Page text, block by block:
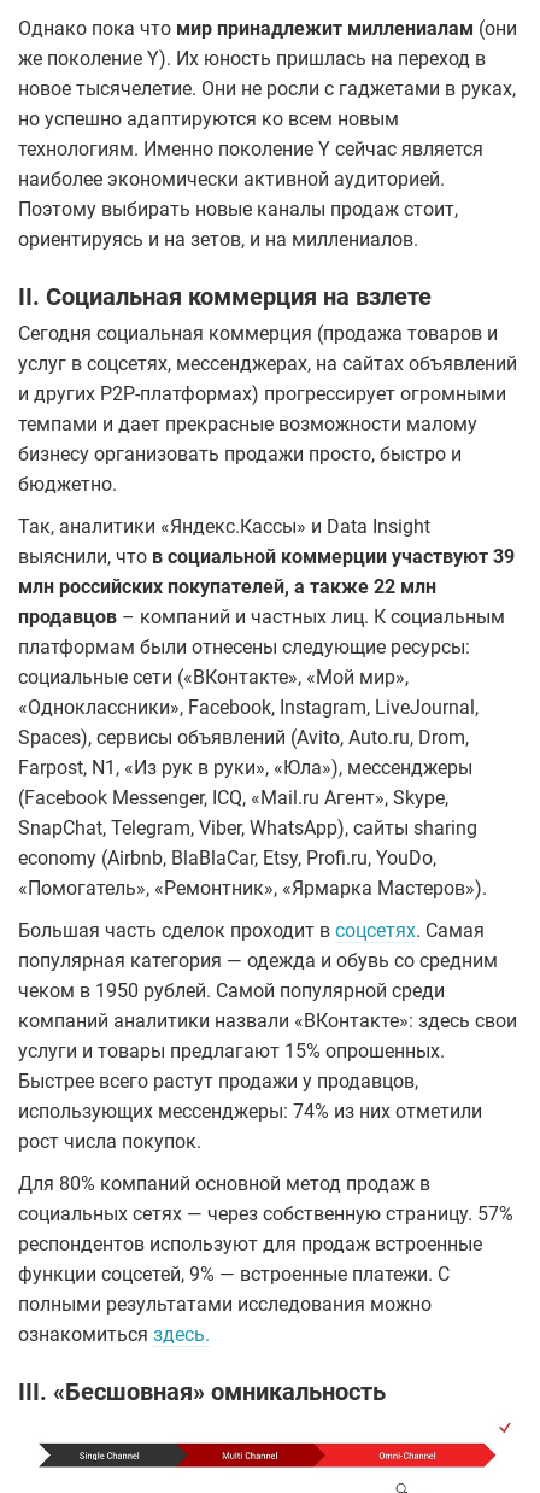
Однако пока что мир принадлежит миллениалам (они
же поколение Y). Их юность пришлась на переход в
новое тысячелетие. Они не росли с гаджетами в руках,
но успешно адаптируются ко всем новым
технологиям. Именно поколение Y сейчас является
наиболее экономически активной аудиторией.
Поэтому выбирать новые каналы продаж стоит,
ориентируясь и на зетов, и на миллениалов.
II. Социальная коммерция на взлете
Сегодня социальная коммерция (продажа товаров и
услуг в соцсетях, мессенджерах, на сайтах объявлений
и других P2P-платформах) прогрессирует огромными
темпами и дает прекрасные возможности малому
бизнесу организовать продажи просто, быстро и
бюджетно.
Так, аналитики «Яндекс.Кассы» и Data Insight
выяснили, что в социальной коммерции участвуют 39
млн российских покупателей, а также 22 млн
продавцов – компаний и частных лиц. К социальным
платформам были отнесены следующие ресурсы:
социальные сети («ВКонтакте», «Мой мир»,
«Одноклассники», Facebook, Instagram, LiveJournal,
Spaces), сервисы объявлений (Avito, Auto.ru, Drom,
Farpost, N1, «Из рук в руки», «Юла»), мессенджеры
(Facebook Messenger, ICQ, «Mail.ru Агент», Skype,
SnapChat, Telegram, Viber, WhatsApp), сайты sharing
economy (Airbnb, BlaBlaCar, Etsy, Profi.ru, YouDo,
«Помогатель», «Ремонтник», «Ярмарка Мастеров»).
Большая часть сделок проходит в соцсетях. Самая
популярная категория — одежда и обувь со средним
чеком в 1950 рублей. Самой популярной среди
компаний аналитики назвали «ВКонтакте»: здесь свои
услуги и товары предлагают 15% опрошенных.
Быстрее всего растут продажи у продавцов,
использующих мессенджеры: 74% из них отметили
рост числа покупок.
Для 80% компаний основной метод продаж в
социальных сетях — через собственную страницу. 57%
респондентов используют для продаж встроенные
функции соцсетей, 9% — встроенные платежи. С
полными результатами исследования можно
ознакомиться здесь.
III. «Бесшовная» омникальность